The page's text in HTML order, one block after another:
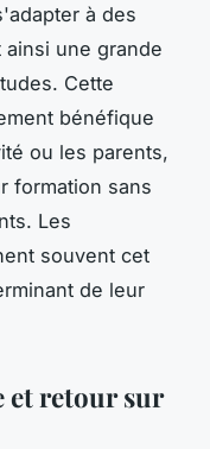
à des
une grande
Cette
bénéfique
ou les parents,
formation sans
Les
souvent cet
de leur
et retour sur